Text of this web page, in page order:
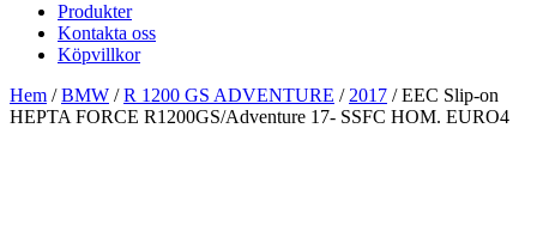
Produkter
Kontakta oss
Köpvillkor
Hem /BMW /R 1200 GS ADVENTURE / 2017 / EEC Slip-on
HEPTA FORCE R1200GS/Adventure 17- SSFC HOM. EURO4